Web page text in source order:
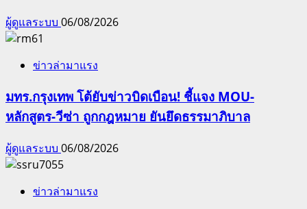
ผู้ดูแลระบบ 06/08/2026
ข่าวล่ามาแรง
มทร.กรุงเทพ โต้ยับข่าวบิดเบือน! ชี้แจง MOU-
หลักสูตร-วีซ่า ถูกกฎหมาย ยันยึดธรรมาภิบาล
ผู้ดูแลระบบ 06/08/2026
ข่าวล่ามาแรง